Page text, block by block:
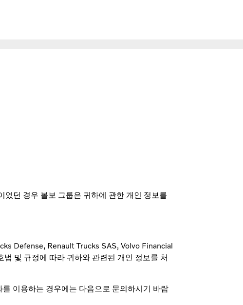
던 경우 볼보 그룹은 귀하에 관한 개인 정보를
Defense, Renault Trucks SAS, Volvo Financial
및 규정에 따라 귀하와 관련된 개인 정보를 처
이용하는 경우에는 다음으로 문의하시기 바랍